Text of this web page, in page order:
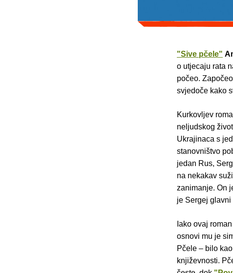
"Sive pčele"
o utjecaju rata
počeo.
svjedoče kako
Kurkovljev
neljudskog
Ukrajinaca s
stanovništvo
jedan Rus,
na nekakav
zanimanje. On
je Sergej
Iako ovaj
osnovi mu je
Pčele – bilo
književnosti.